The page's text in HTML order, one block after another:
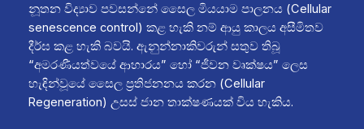
නූතන විද්‍යාව පවසන්නේ සෛල මියයාම පාලනය (Cellular
senescence control) කළ හැකි නම් ආයු කාලය අසීමිතව
දීර්ඝ කළ හැකි බවයි. ඇනුන්නාකිවරුන් සතුව තිබූ
“අමරණීයත්වයේ ආහාරය” හෝ “ජීවන වෘක්ෂය” ලෙස
හැඳින්වූයේ සෛල ප්‍රතිජනනය කරන (Cellular
Regeneration) උසස් ජාන තාක්ෂණයක් විය හැකිය.